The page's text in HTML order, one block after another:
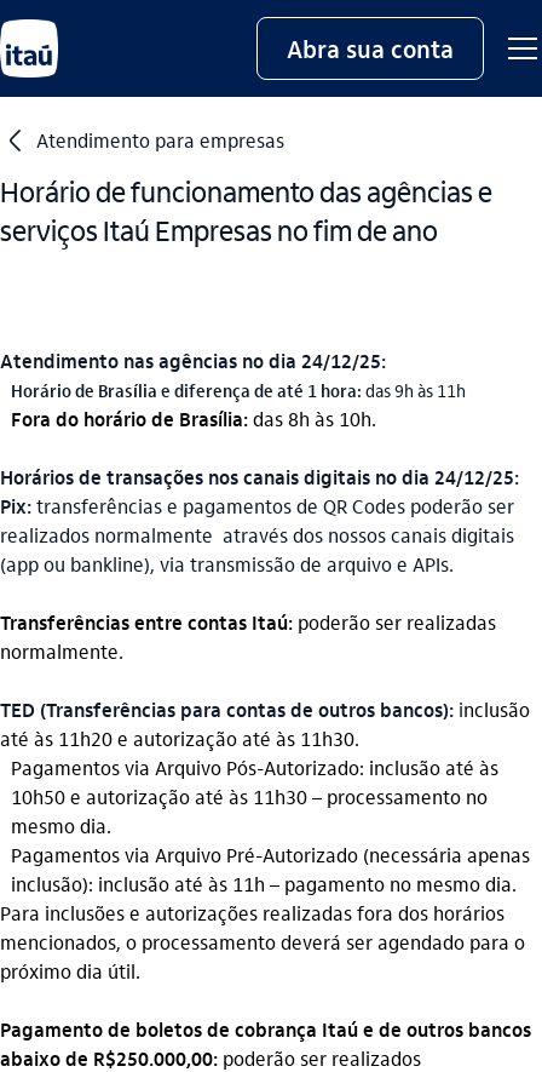
Abra sua conta
seta_esquerda Atendimento para empresas
Horário de funcionamento das agências e
serviços Itaú Empresas no fim de ano
Atendimento nas agências no dia 24/12/25:
Horário de Brasília e diferença de até 1 hora: das 9h às 11h
Fora do horário de Brasília:das 8h às 10h.
Horários de transações nos canais digitais no dia 24/12/25:
Pix:transferências e pagamentos de QR Codes poderão ser
realizados normalmente através dos nossos canais digitais
(app ou bankline), via transmissão de arquivo e APIs.
Transferências entre contas Itaú: poderão ser realizadas
normalmente.
TED (Transferências para contas de outros bancos): inclusão
até às 11h20 e autorização até às 11h30.
Pagamentos via Arquivo Pós-Autorizado: inclusão até às
10h50 e autorização até às 11h30 – processamento no
mesmo dia.
Pagamentos via Arquivo Pré-Autorizado (necessária apenas
inclusão): inclusão até às 11h – pagamento no mesmo dia.
Para inclusões e autorizações realizadas fora dos horários
mencionados, o processamento deverá ser agendado para o
próximo dia útil.
Pagamento de boletos de cobrança Itaú e de outros bancos
abaixo de R$250.000,00: poderão ser realizados